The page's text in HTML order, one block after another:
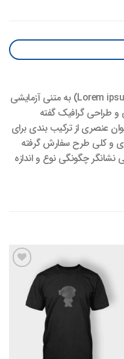
لورم ایپسوم یا طرح‌نما (به انگلیسی: Lorem ipsum) به متنی آزمایشی
طراحی گرافیک گفته
عنصری از ترکیب بندی برای
و کلی طرح سفارش گرفته
نشانگر چگونگی نوع و اندازه
مندی